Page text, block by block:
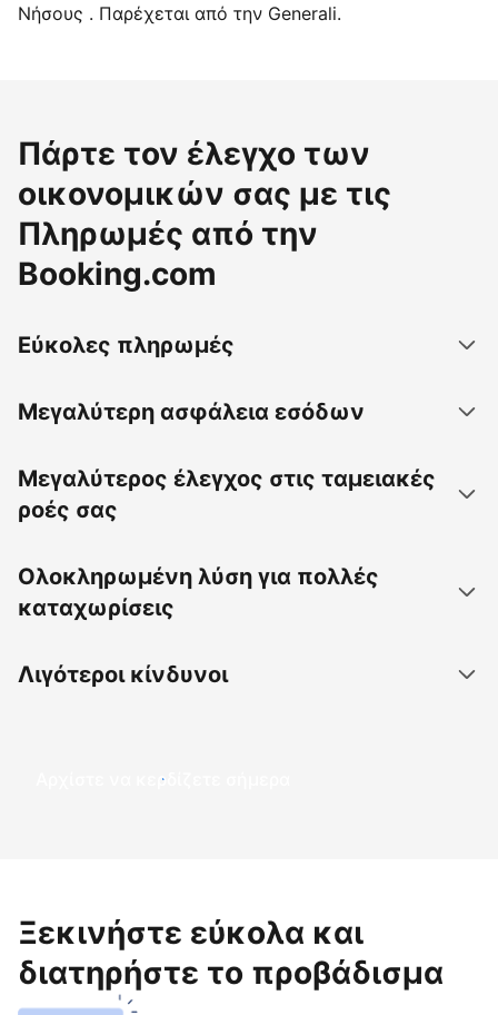
Νήσους . Παρέχεται από την Generali.
Πάρτε τον έλεγχο των
οικονομικών σας με τις
Πληρωμές από την
Booking.com
Εύκολες πληρωμές
Μεγαλύτερη ασφάλεια εσόδων
Μεγαλύτερος έλεγχος στις ταμειακές
ροές σας
Ολοκληρωμένη λύση για πολλές
καταχωρίσεις
Λιγότεροι κίνδυνοι
Αρχίστε να κερδίζετε σήμερα
Ξεκινήστε εύκολα και
διατηρήστε το προβάδισμα